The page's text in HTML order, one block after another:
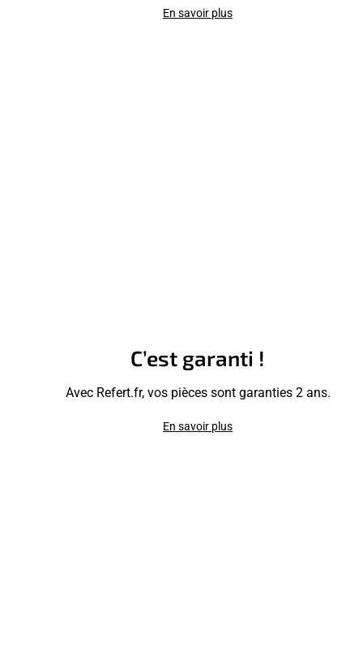
En savoir plus
C’est garanti !
Avec Refert.fr, vos pièces sont garanties 2 ans.
En savoir plus